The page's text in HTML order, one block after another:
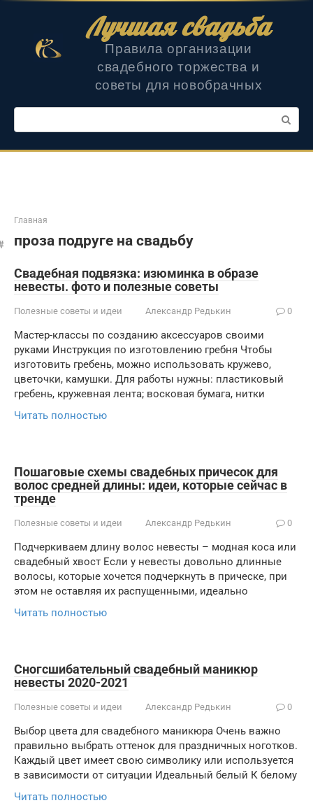
Лучшая свадьба
Правила организации
свадебного торжества и
советы для новобрачных
Поиск:
Главная
проза подруге на свадьбу
Свадебная подвязка: изюминка в образе
невесты. фото и полезные советы
Полезные советы и идеи Александр Редькин 0
Мастер-классы по созданию аксессуаров своими
руками Инструкция по изготовлению гребня Чтобы
изготовить гребень, можно использовать кружево,
цветочки, камушки. Для работы нужны: пластиковый
гребень, кружевная лента; восковая бумага, нитки
Читать полностью
Пошаговые схемы свадебных причесок для
волос средней длины: идеи, которые сейчас в
тренде
Полезные советы и идеи Александр Редькин 0
Подчеркиваем длину волос невесты – модная коса или
свадебный хвост Если у невесты довольно длинные
волосы, которые хочется подчеркнуть в прическе, при
этом не оставляя их распущенными, идеально
Читать полностью
Сногсшибательный свадебный маникюр
невесты 2020-2021
Полезные советы и идеи Александр Редькин 0
Выбор цвета для свадебного маникюра Очень важно
правильно выбрать оттенок для праздничных ноготков.
Каждый цвет имеет свою символику или используется
в зависимости от ситуации Идеальный белый К белому
Читать полностью